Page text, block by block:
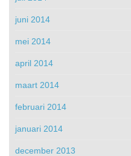
juni 2014
mei 2014
april 2014
maart 2014
februari 2014
januari 2014
december 2013